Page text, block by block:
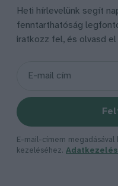
Heti hírlevelünk segít
fenntarthatóság
iratkozz fel, és olvasd
E-mail-címem megadásával
kezeléséhez.